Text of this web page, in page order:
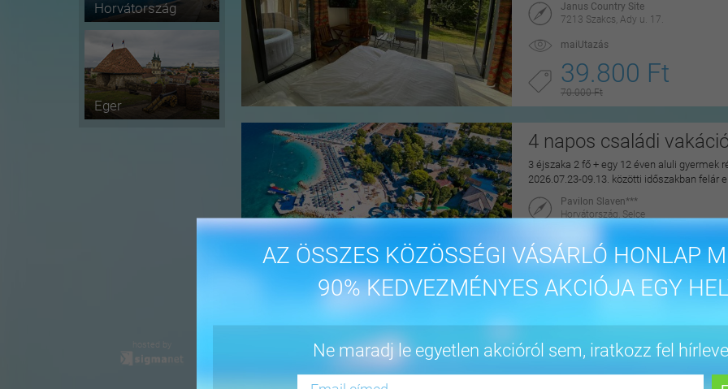
AZ ÖSSZES KÖZÖSSÉGI VÁSÁRLÓ HONLAP
90% KEDVEZMÉNYES AKCIÓJA EGY
Ne maradj le egyetlen akcióról sem, iratkozz fel
Horvátország
Eger
hosted by
Janus Country Site
7213 Szakcs, Ady u. 17.
maiUtazás
39.800 Ft
70.000 Ft
4 napos családi
3 éjszaka 2 fő + egy 12 éven aluli gyermek
2026.07.23-09.13. közötti időszakban felár
Pavilon Slaven***
Horvátország, Selce
144.900 Ft
-16%
3 éjszaka 2 fő részére önellátással, 2027.